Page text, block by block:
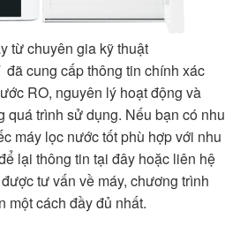
từ chuyên gia kỹ thuật
cung cấp thông tin chính xác
RO, nguyên lý hoạt động và
quá trình sử dụng. Nếu bạn có nhu
máy lọc nước tốt phù hợp với nhu
lại thông tin tại đây hoặc liên hệ
tư vấn về máy, chương trình
một cách đầy đủ nhất.